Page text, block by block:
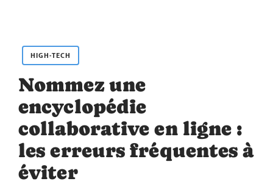
HIGH-TECH
Nommez une
encyclopédie
collaborative en ligne :
les erreurs fréquentes à
éviter